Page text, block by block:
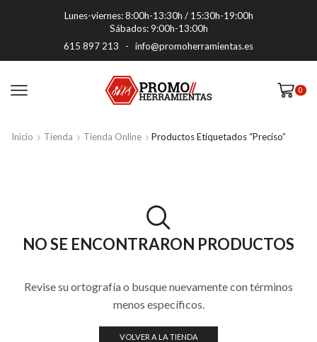
Lunes-viernes: 8:00h-13:30h / 15:30h-19:00h
Sábados: 9:00h-13:00h
615 897 213 - info@promoherramientas.es
0
Inicio Tienda Tienda Online Productos Etiquetados “preciso”
NO SE ENCONTRARON PRODUCTOS
Revise su ortografía o busque nuevamente con términos
menos específicos.
VOLVER A LA TIENDA